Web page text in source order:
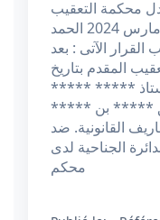
محكمة التعقيب
عدد القرار : 58008 تاريخه 12 مارس 2024 الحمد
الآتى : بعد
المقدم بتاريخ
الأستاذ ***** *****
عدد 10 في حق ***** بن *****
القانونية. ضد
الجناحية لدى
محكم